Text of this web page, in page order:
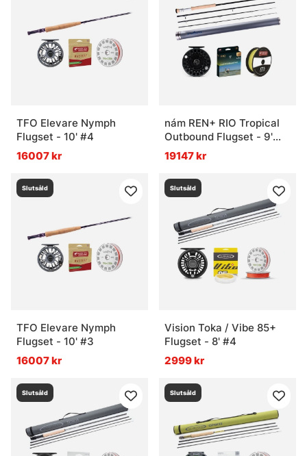
TFO Elevare Nymph
Flugset - 10' #4
16007 kr
nám REN+ RIO Tropical
Outbound Flugset - 9'
#12
19147 kr
Slutsåld
TFO Elevare Nymph
Flugset - 10' #3
16007 kr
Slutsåld
Vision Toka / Vibe 85+
Flugset - 8' #4
2999 kr
Slutsåld Slutsåld